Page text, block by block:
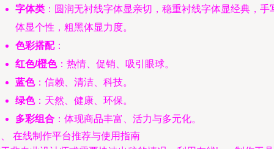
字体类 ：圆润无衬线字体显亲切，稳重衬线字体显经典，手
体显个性，粗黑体显力度。
色彩搭配：
红色/橙色：热情、促销、吸引眼球。
蓝色：信赖、清洁、科技。
绿色：天然、健康、环保。
多彩组合 ：体现商品丰富、活力与多元化。
在线制作平台推荐与使用指南